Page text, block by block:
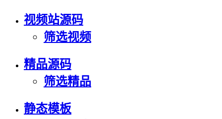
视频站源码
筛选视频
精品源码
筛选精品
静态模板